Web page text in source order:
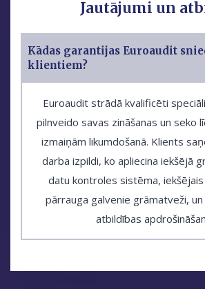
Jautājumi un
Kādas garantijas Euroaudit
klientiem?
Euroaudit strādā kvalificēti
pilnveido savas zināšanas un seko
izmaiņām likumdošanā. Klients
darba izpildi, ko apliecina iekšējā
datu kontroles sistēma,
pārrauga galvenie grāmatveži,
atbildības